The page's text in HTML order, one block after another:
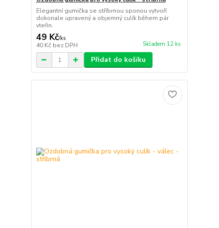
Elegantní gumička se stříbrnou sponou vytvoří
dokonale upravený a objemný culík během pár
vteřin.
49 Kč/ks
40 Kč bez DPH Skladem 12 ks
Přidat do košíku